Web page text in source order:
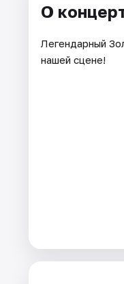
О
Легендарный
нашей сцене!